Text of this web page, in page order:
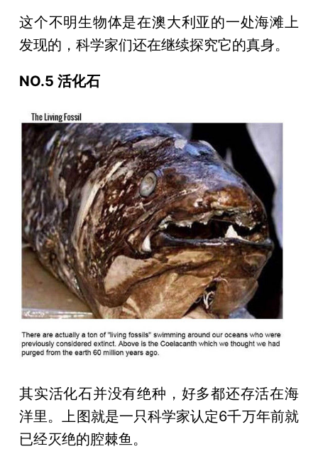
这个不明生物体是在澳大利亚的一处海滩上
发现的，科学家们还在继续探究它的真身。
NO.5 活化石
其实活化石并没有绝种，好多都还存活在海
洋里。上图就是一只科学家认定6千万年前就
已经灭绝的腔棘鱼。